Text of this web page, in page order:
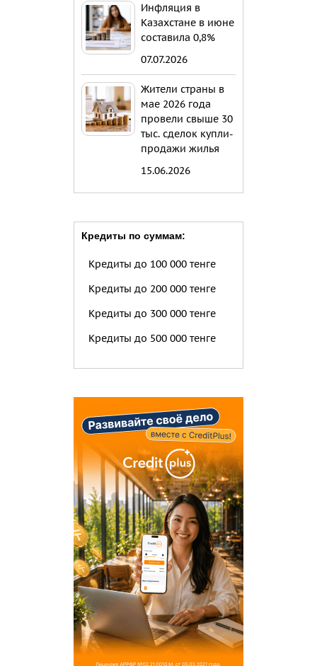
Инфляция в
Казахстане в июне
составила 0,8%
07.07.2026
Жители страны в
мае 2026 года
провели свыше 30
тыс. сделок купли-
продажи жилья
15.06.2026
Кредиты по суммам:
Кредиты до 100 000 тенге
Кредиты до 200 000 тенге
Кредиты до 300 000 тенге
Кредиты до 500 000 тенге